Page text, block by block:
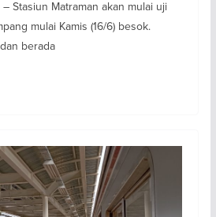
Stasiun Matraman akan mulai uji
mulai Kamis (16/6) besok.
berada